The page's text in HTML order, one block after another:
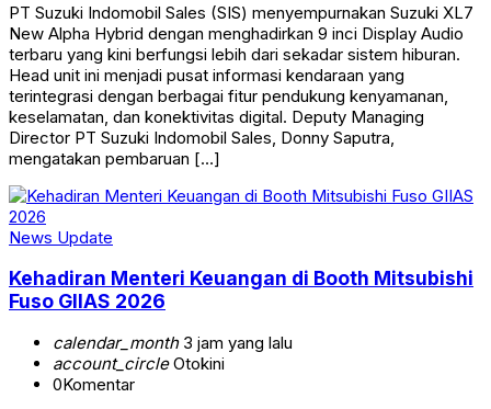
PT Suzuki Indomobil Sales (SIS) menyempurnakan Suzuki XL7
New Alpha Hybrid dengan menghadirkan 9 inci Display Audio
terbaru yang kini berfungsi lebih dari sekadar sistem hiburan.
Head unit ini menjadi pusat informasi kendaraan yang
terintegrasi dengan berbagai fitur pendukung kenyamanan,
keselamatan, dan konektivitas digital. Deputy Managing
Director PT Suzuki Indomobil Sales, Donny Saputra,
mengatakan pembaruan […]
News Update
Kehadiran Menteri Keuangan di Booth Mitsubishi
Fuso GIIAS 2026
calendar_month3 jam yang lalu
account_circleOtokini
0Komentar